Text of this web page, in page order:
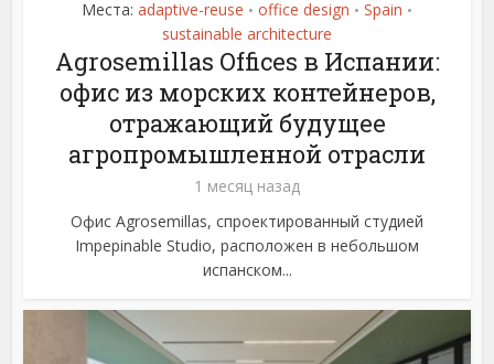
Места: adaptive-reuse • office design • Spain •
sustainable architecture
Agrosemillas Offices в Испании:
офис из морских контейнеров,
отражающий будущее
агропромышленной отрасли
1 месяц назад
Офис Agrosemillas, спроектированный студией
Impepinable Studio, расположен в небольшом
испанском...